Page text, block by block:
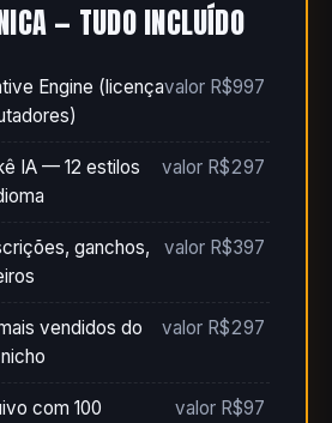
— TUDO INCLUÍDO
Engine (licençavalor R$997
IA — 12 estilos
valor R$297
ganchos,
valor R$397
vendidos do
valor R$297
com 100 valor R$97